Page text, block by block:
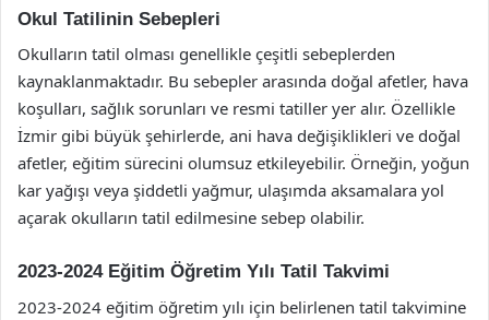
Okul Tatilinin Sebepleri
Okulların tatil olması genellikle çeşitli sebeplerden
kaynaklanmaktadır. Bu sebepler arasında doğal afetler, hava
koşulları, sağlık sorunları ve resmi tatiller yer alır. Özellikle
İzmir gibi büyük şehirlerde, ani hava değişiklikleri ve doğal
afetler, eğitim sürecini olumsuz etkileyebilir. Örneğin, yoğun
kar yağışı veya şiddetli yağmur, ulaşımda aksamalara yol
açarak okulların tatil edilmesine sebep olabilir.
2023-2024 Eğitim Öğretim Yılı Tatil Takvimi
2023-2024 eğitim öğretim yılı için belirlenen tatil takvimine